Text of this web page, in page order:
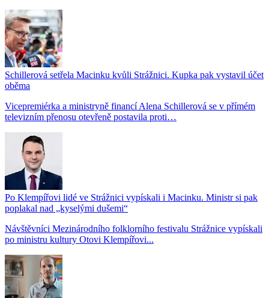
Schillerová setřela Macinku kvůli Strážnici. Kupka pak vystavil účet
oběma
Vicepremiérka a ministryně financí Alena Schillerová se v přímém
televizním přenosu otevřeně postavila proti…
Po Klempířovi lidé ve Strážnici vypískali i Macinku. Ministr si pak
poplakal nad „kyselými dušemi“
Návštěvníci Mezinárodního folklorního festivalu Strážnice vypískali
po ministru kultury Otovi Klempířovi...